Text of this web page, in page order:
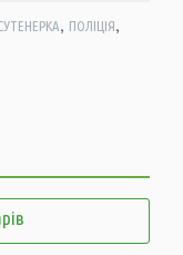
, ПОЛІЦІЯ,